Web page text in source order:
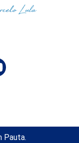
Pauta.